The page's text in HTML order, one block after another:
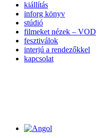
kiállítás
inforg könyv
stúdió
filmeket nézek – VOD
fesztiválok
interjú a rendezőkkel
kapcsolat